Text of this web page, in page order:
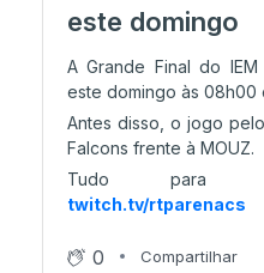
este domingo
A Grande Final do
este domingo às 08h00
Antes disso, o jogo
Falcons frente à MOUZ.
Tudo para
twitch.tv/rtparenacs
0 Compartilhar